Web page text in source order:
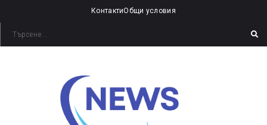
КонтактиОбщи условия